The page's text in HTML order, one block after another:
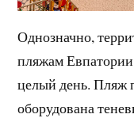
Однозначно,
пляжам
целый день. Пляж
оборудована